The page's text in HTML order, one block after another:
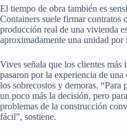
El tiempo de obra también es
Containers suele firmar contratos
producción real de una vivienda
aproximadamente una unidad por
Vives señala que los clientes más
pasaron por la experiencia de
los sobrecostos y demoras.
un poco más la decisión, pero
problemas de la construcción
fácil”, sostiene.